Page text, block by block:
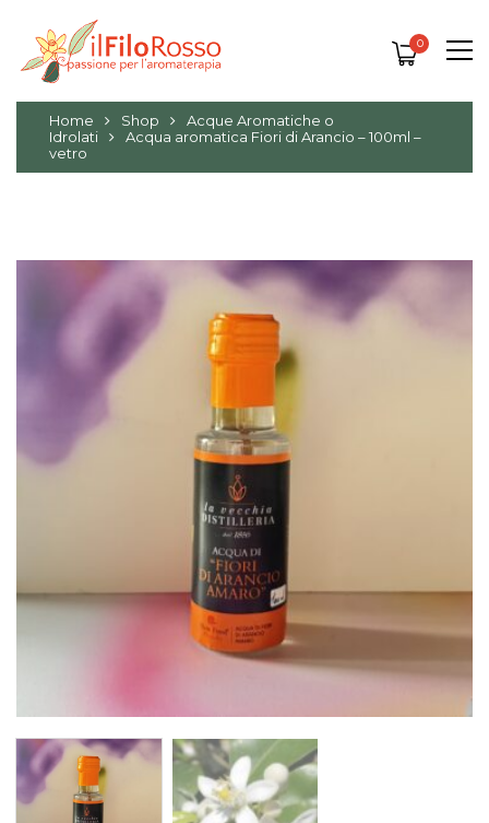
0
Home Shop
Acque Aromatiche o
Idrolati
Acqua aromatica Fiori di Arancio – 100ml –
vetro